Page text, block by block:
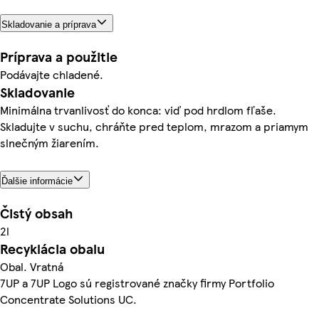
Skladovanie a príprava
Príprava a použitie
Podávajte chladené.
Skladovanie
Minimálna trvanlivosť do konca: viď pod hrdlom fľaše.
Skladujte v suchu, chráňte pred teplom, mrazom a priamym
slnečným žiarením.
Ďalšie informácie
Čistý obsah
2l
Recyklácia obalu
Obal. Vratná
7UP a 7UP Logo sú registrované značky firmy Portfolio
Concentrate Solutions UC.